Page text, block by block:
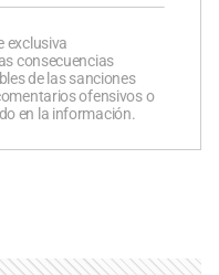
exclusiva
consecuencias
de las sanciones
ofensivos o
en la información.